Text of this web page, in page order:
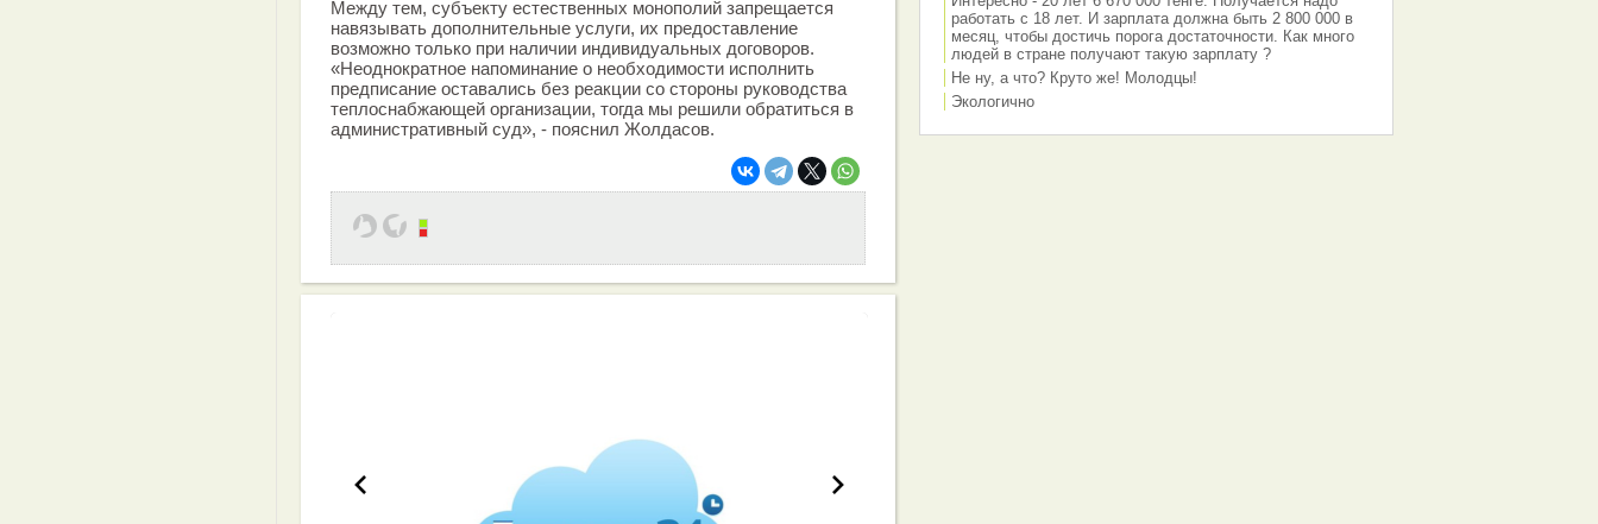
Между тем, субъекту естественных монополий запрещается
навязывать дополнительные услуги, их предоставление
возможно только при наличии индивидуальных договоров.
«Неоднократное напоминание о необходимости исполнить
предписание оставались без реакции со стороны руководства
теплоснабжающей организации, тогда мы решили обратиться в
административный суд», - пояснил Жолдасов.
работать с 18 лет. И зарплата должна быть 2 800 000 в
месяц, чтобы достичь порога достаточности. Как много
людей в стране получают такую зарплату ?
Не ну, а что? Круто же! Молодцы!
Экологично